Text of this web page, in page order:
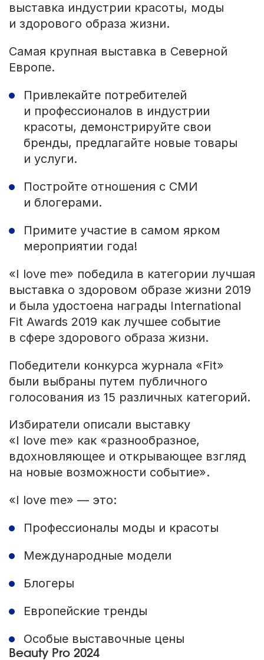
выставка индустрии красоты, моды
и здорового образа жизни.
Самая крупная выставка в Северной
Европе.
Привлекайте потребителей
и профессионалов в индустрии
красоты, демонстрируйте свои
бренды, предлагайте новые товары
и услуги.
Постройте отношения с СМИ
и блогерами.
Примите участие в самом ярком
мероприятии года!
«I love me» победила в категории лучшая
выставка о здоровом образе жизни 2019
и была удостоена награды International
Fit Awards 2019 как лучшее событие
в сфере здорового образа жизни.
Победители конкурса журнала «Fit»
были выбраны путем публичного
голосования из 15 различных категорий.
Избиратели описали выставку
«I love me» как «разнообразное,
вдохновляющее и открывающее взгляд
на новые возможности событие».
«I love me» — это:
Профессионалы моды и красоты
Международные модели
Блогеры
Европейские тренды
Особые выставочные цены
Beauty Pro 2024